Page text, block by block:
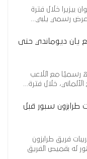
بيزيرا خلال فترة
عرض رسمي يلبي…
يان ديوماندي حتى
رسميًا مع اللاعب
خلال فترة…
طرابزون سبور قبل
فريق طرابزون
له بقميص الفريق